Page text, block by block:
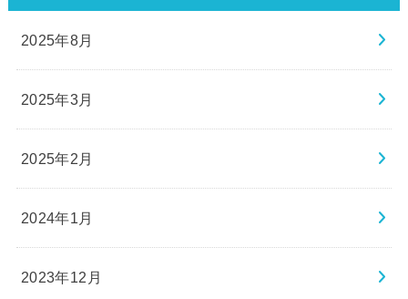
2025年8月
2025年3月
2025年2月
2024年1月
2023年12月